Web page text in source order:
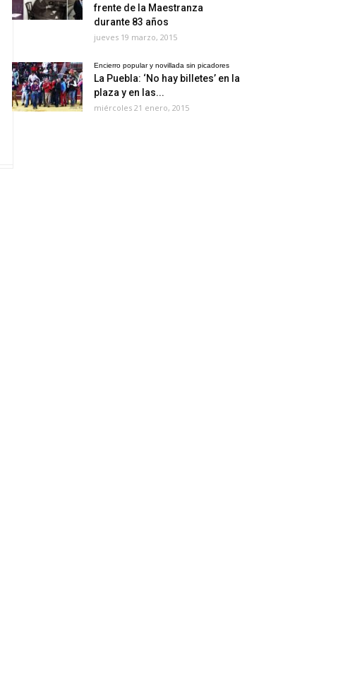
frente de la Maestranza
durante 83 años
jueves 19 marzo, 2015
Encierro popular y novillada sin picadores
La Puebla: ‘No hay billetes’ en la
plaza y en las...
miércoles 21 enero, 2015